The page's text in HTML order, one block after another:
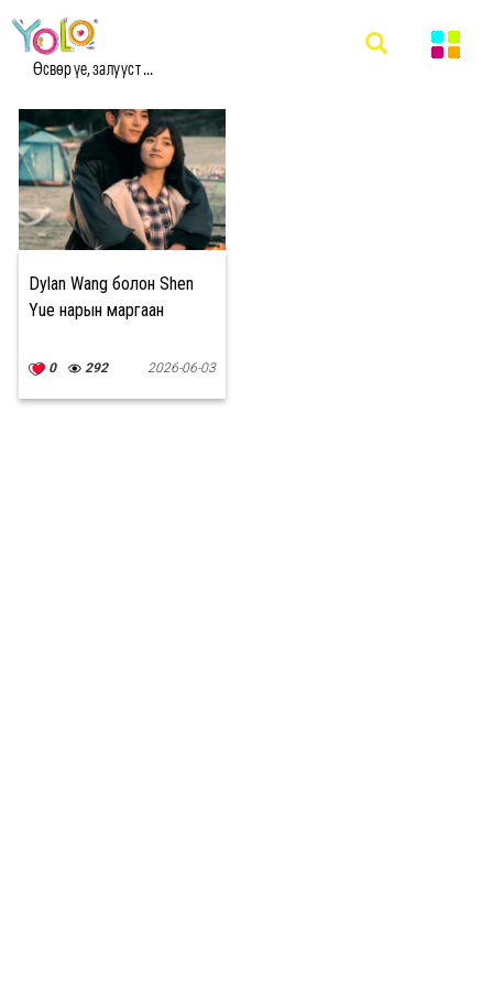
Өсвөр үе, залууст ...
#DYLAN WANG МЭДЭЭ
Dylan Wang болон Shen
Yue нарын маргаан
0 292 2026-06-03